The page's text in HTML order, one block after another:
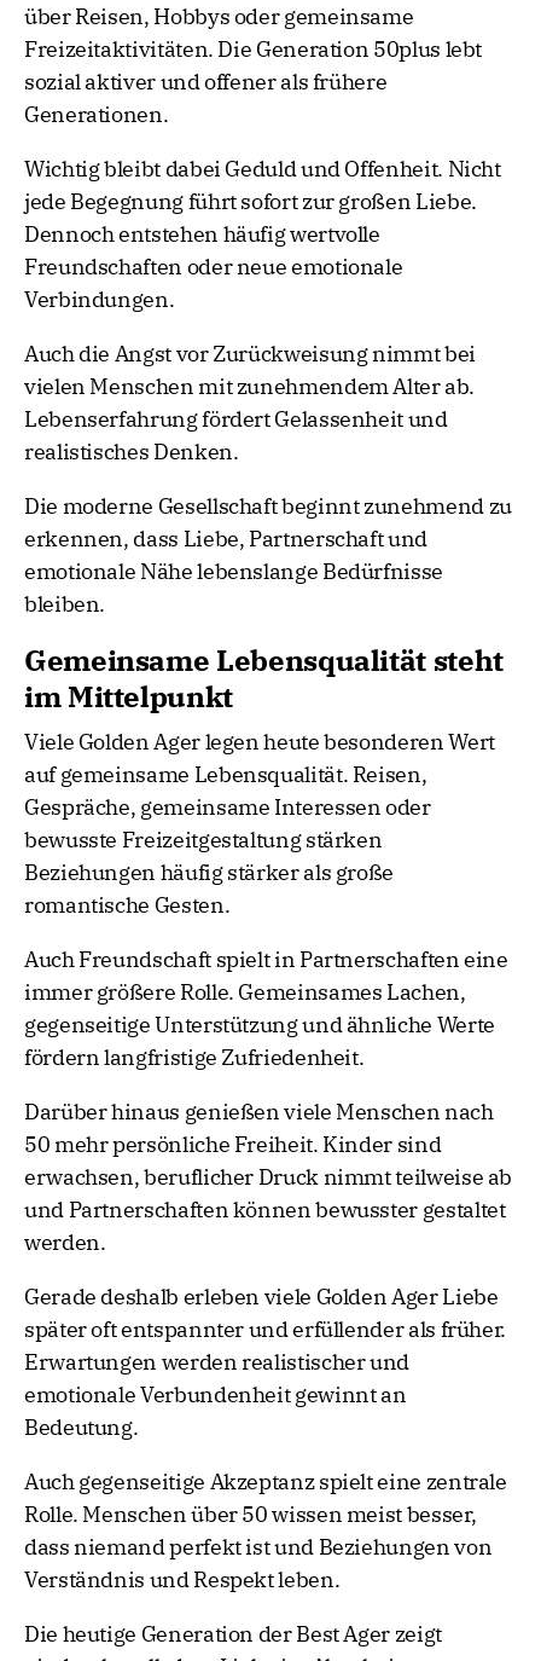
über Reisen, Hobbys oder gemeinsame
Freizeitaktivitäten. Die Generation 50plus lebt
sozial aktiver und offener als frühere
Generationen.
Wichtig bleibt dabei Geduld und Offenheit. Nicht
jede Begegnung führt sofort zur großen Liebe.
Dennoch entstehen häufig wertvolle
Freundschaften oder neue emotionale
Verbindungen.
Auch die Angst vor Zurückweisung nimmt bei
vielen Menschen mit zunehmendem Alter ab.
Lebenserfahrung fördert Gelassenheit und
realistisches Denken.
Die moderne Gesellschaft beginnt zunehmend zu
erkennen, dass Liebe, Partnerschaft und
emotionale Nähe lebenslange Bedürfnisse
bleiben.
Gemeinsame Lebensqualität steht
im Mittelpunkt
Viele Golden Ager legen heute besonderen Wert
auf gemeinsame Lebensqualität. Reisen,
Gespräche, gemeinsame Interessen oder
bewusste Freizeitgestaltung stärken
Beziehungen häufig stärker als große
romantische Gesten.
Auch Freundschaft spielt in Partnerschaften eine
immer größere Rolle. Gemeinsames Lachen,
gegenseitige Unterstützung und ähnliche Werte
fördern langfristige Zufriedenheit.
Darüber hinaus genießen viele Menschen nach
50 mehr persönliche Freiheit. Kinder sind
erwachsen, beruflicher Druck nimmt teilweise ab
und Partnerschaften können bewusster gestaltet
werden.
Gerade deshalb erleben viele Golden Ager Liebe
später oft entspannter und erfüllender als früher.
Erwartungen werden realistischer und
emotionale Verbundenheit gewinnt an
Bedeutung.
Auch gegenseitige Akzeptanz spielt eine zentrale
Rolle. Menschen über 50 wissen meist besser,
dass niemand perfekt ist und Beziehungen von
Verständnis und Respekt leben.
Die heutige Generation der Best Ager zeigt